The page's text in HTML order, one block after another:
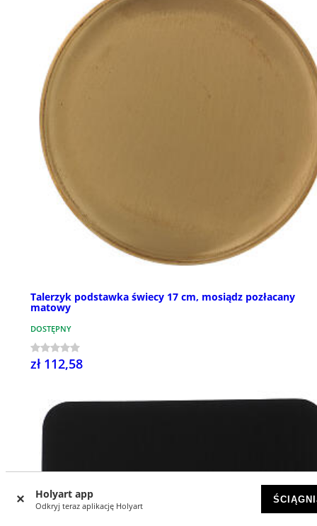
Holyart app
Odkryj teraz aplikację Holyart
Talerzyk podstawka świecy 17 cm, mosiądz pozłacany
matowy
DOSTĘPNY
zł 112,58